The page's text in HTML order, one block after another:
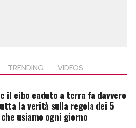
TRENDING VIDEOS
il cibo caduto a terra fa davvero
la verità sulla regola dei 5
usiamo ogni giorno